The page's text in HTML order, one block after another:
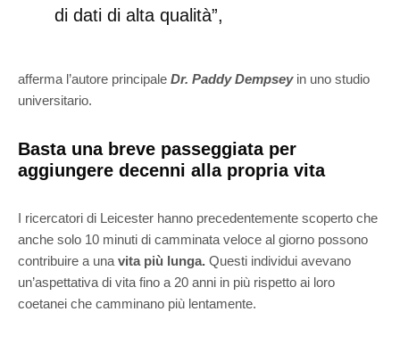
di dati di alta qualità”,
afferma l’autore principale Dr. Paddy Dempseyin uno studio
universitario.
Basta una breve passeggiata per
aggiungere decenni alla propria vita
I ricercatori di Leicester hanno precedentemente scoperto che
anche solo 10 minuti di camminata veloce al giorno possono
contribuire a una vita più lunga. Questi individui avevano
un’aspettativa di vita fino a 20 anni in più rispetto ai loro
coetanei che camminano più lentamente.